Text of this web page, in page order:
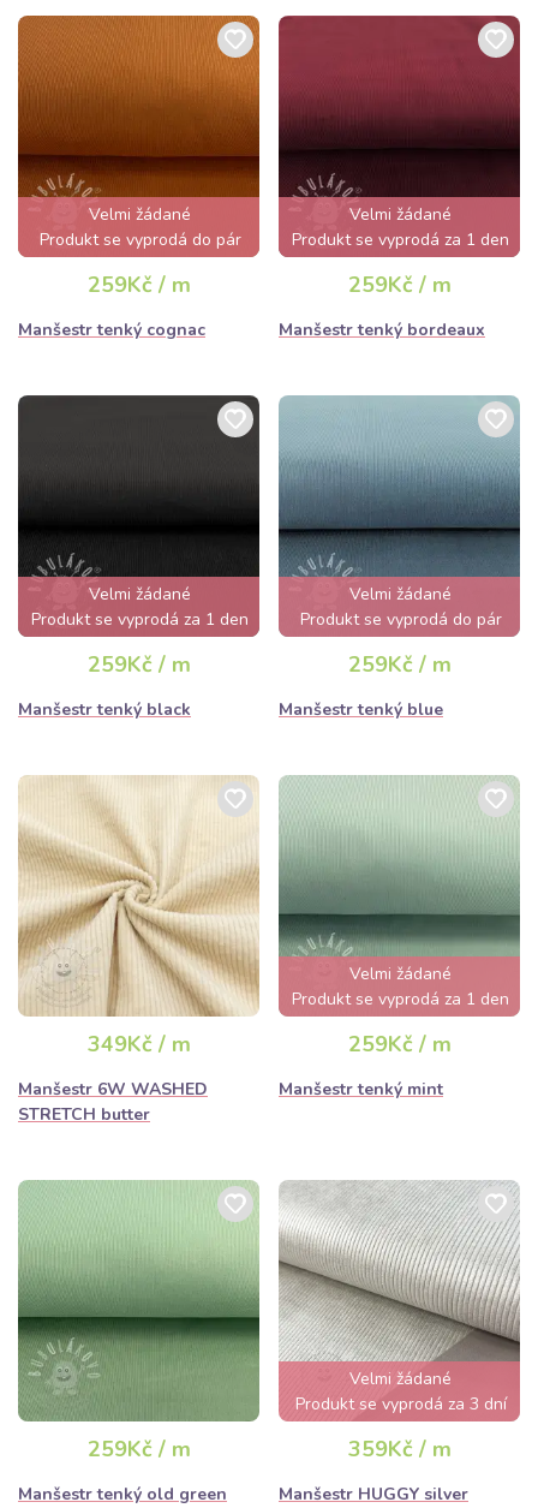
Velmi žádané
Produkt se vyprodá do pár
hodin
259Kč / m
Manšestr tenký cognac
Velmi žádané
Produkt se vyprodá za 1 den
259Kč / m
Manšestr tenký bordeaux
Velmi žádané
Produkt se vyprodá za 1 den
259Kč / m
Manšestr tenký black
Velmi žádané
Produkt se vyprodá do pár
hodin
259Kč / m
Manšestr tenký blue
349Kč / m
Manšestr 6W WASHED
STRETCH butter
Velmi žádané
Produkt se vyprodá za 1 den
259Kč / m
Manšestr tenký mint
259Kč / m
Manšestr tenký old green
Velmi žádané
Produkt se vyprodá za 3 dní
359Kč / m
Manšestr HUGGY silver